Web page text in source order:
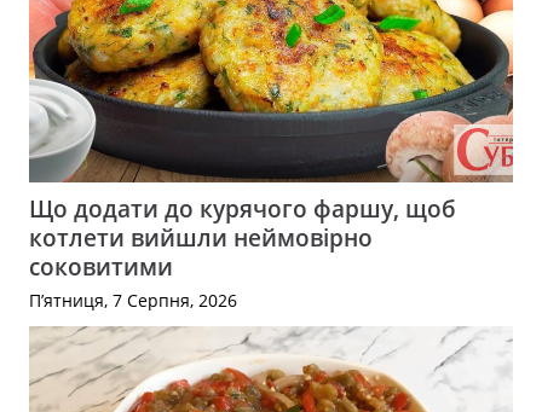
Що додати до курячого фаршу, щоб
котлети вийшли неймовірно
соковитими
П’ятниця, 7 Серпня, 2026